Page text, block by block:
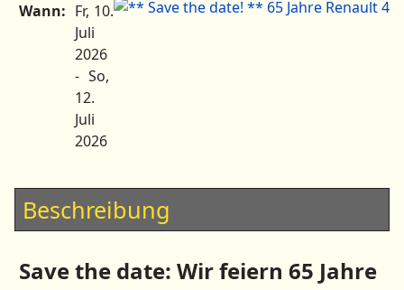
Wann: Fr, 10.
Juli
2026
- So,
12.
Juli
2026
Beschreibung
Save the date: Wir feiern 65 Jahre